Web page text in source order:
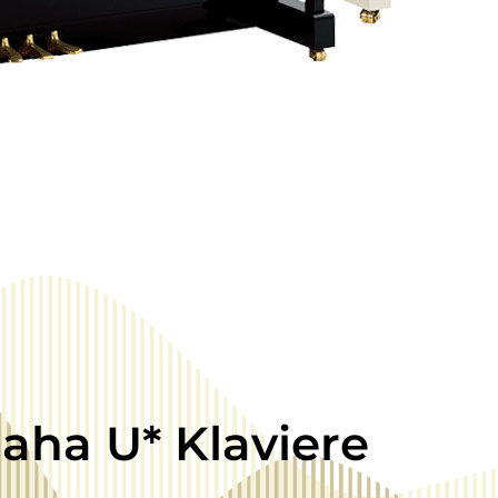
U* Klaviere